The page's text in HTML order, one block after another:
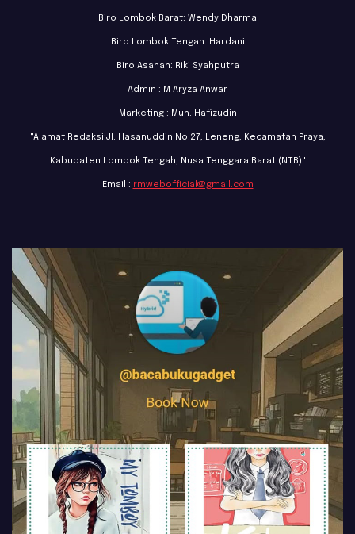
Biro Lombok Barat: Wendy Dharma
Biro Lombok Tengah: Hardani
Biro Asahan: Riki Syahputra
Admin : M Aryza Anwar
Marketing : Muh. Hafizudin
"Alamat Redaksi:Jl. Hasanuddin No.27, Leneng, Kecamatan Praya,
Kabupaten Lombok Tengah, Nusa Tenggara Barat (NTB)"
Email : rmwebofficial@gmail.com